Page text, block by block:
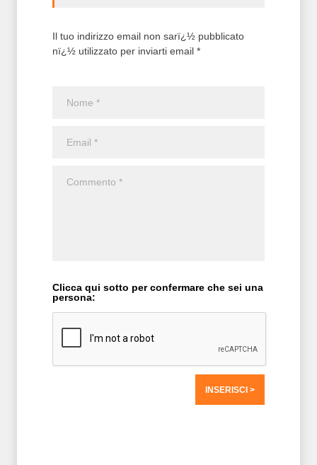
Il tuo indirizzo email non sarï¿½ pubblicato
nï¿½ utilizzato per inviarti email *
Clicca qui sotto per confermare che sei una
persona: